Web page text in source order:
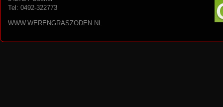
Tel: 0492-322773
WWW.WERENGRASZODEN.NL